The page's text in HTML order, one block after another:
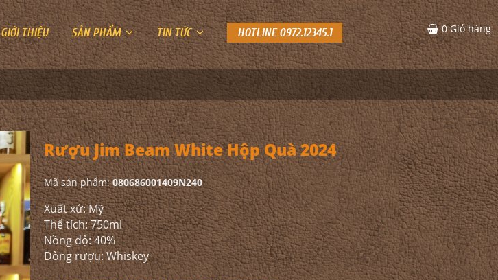
GIỚI THIỆU SẢN PHẨM TIN TỨC HOTLINE 0972.12345.1 0 Giỏ hàng
Rượu Jim Beam White Hộp Quà 2024
Mã sản phẩm:080686001409N240
Xuất xứ: Mỹ
Thể tích: 750ml
Nồng độ: 40%
Dòng rượu: Whiskey